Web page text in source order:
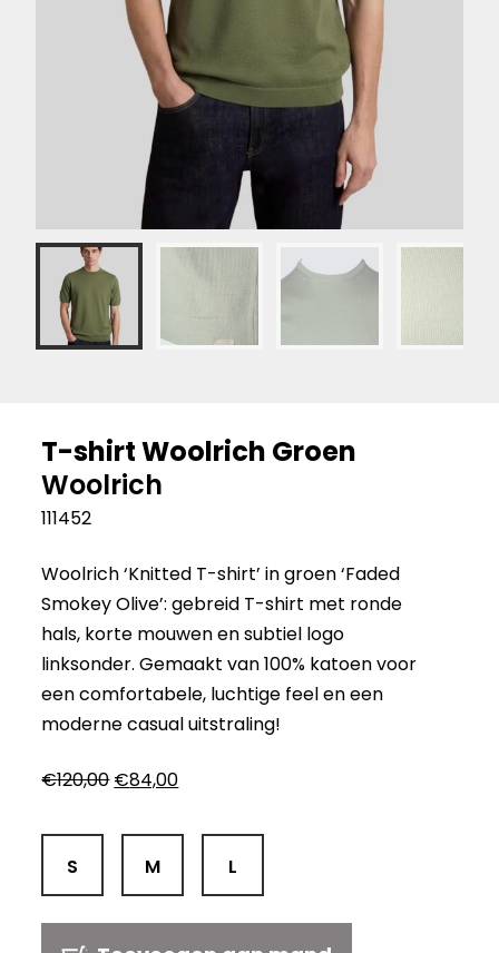
T-shirt Woolrich Groen
Woolrich
111452
Woolrich ‘Knitted T-shirt’ in groen ‘Faded
Smokey Olive’: gebreid T-shirt met ronde
hals, korte mouwen en subtiel logo
linksonder. Gemaakt van 100% katoen voor
een comfortabele, luchtige feel en een
moderne casual uitstraling!
€120,00 Oorspronkelijke
was:
€120,00.
€84,00Huidige
is:
€84,00.
S M L